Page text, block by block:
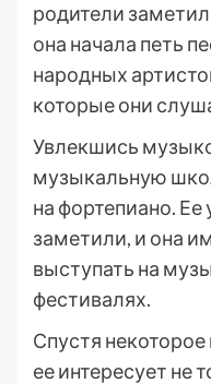
родители
она начала петь
народных
которые они
Увлекшись
музыкальную
на фортепиано.
заметили, и она
выступать на
фестивалях.
Спустя
ее интересует не